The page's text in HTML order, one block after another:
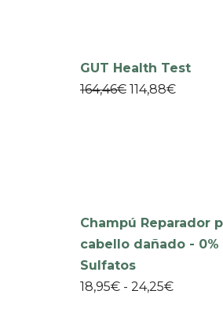
GUT Health Test
164,46€ 114,88€
Champú Reparador
cabello dañado - 0%
Sulfatos
18,95€ - 24,25€